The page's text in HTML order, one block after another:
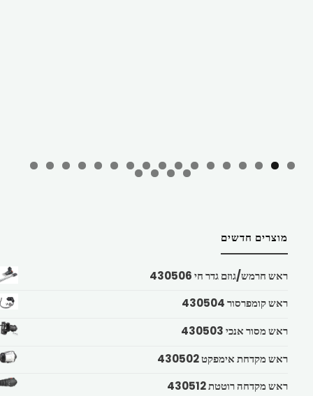
מוצרים חדשים
ראש חרמש/גוזם גדר חי 430506
ראש קומפרסור 430504
ראש מסור אנכי 430503
ראש מקדחת אימפקט 430502
ראש מקדחה רוטטת 430512